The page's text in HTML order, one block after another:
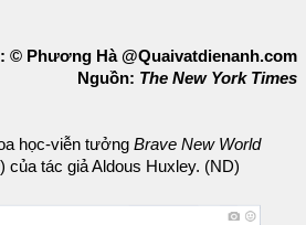
© Phương Hà @Quaivatdienanh.com
Nguồn: The New York Times
học-viễn tưởng Brave New World
) của tác giả Aldous Huxley. (ND)